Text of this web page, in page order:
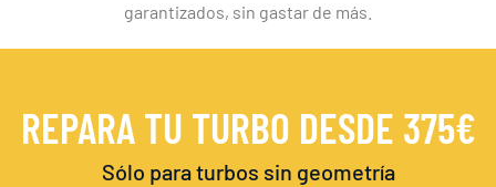
garantizados, sin gastar de más.
REPARA TU TURBO DESDE 375€
Sólo para turbos sin geometría